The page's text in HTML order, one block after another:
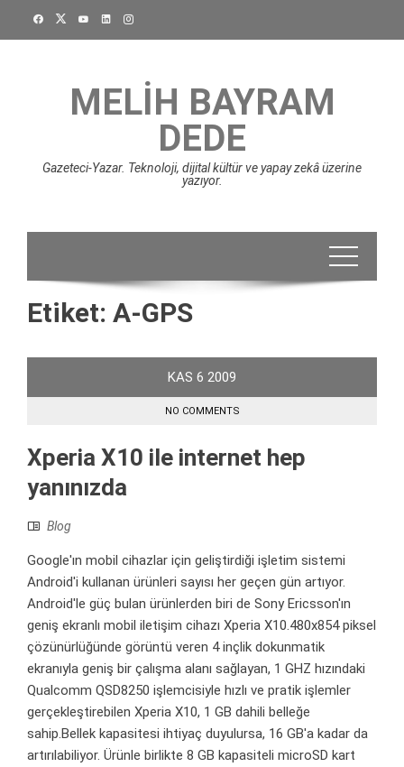
MELIH BAYRAM
DEDE
Gazeteci-Yazar. Teknoloji, dijital kültür ve yapay zekâ üzerine
yazıyor.
Etiket: A-GPS
KAS 6 2009
NO COMMENTS
Xperia X10 ile internet hep
yanınızda
Blog
Google'ın mobil cihazlar için geliştirdiği işletim sistemi
Android'i kullanan ürünleri sayısı her geçen gün artıyor.
Android'le güç bulan ürünlerden biri de Sony Ericsson'ın
geniş ekranlı mobil iletişim cihazı Xperia X10.480x854 piksel
çözünürlüğünde görüntü veren 4 inçlik dokunmatik
ekranıyla geniş bir çalışma alanı sağlayan, 1 GHZ hızındaki
Qualcomm QSD8250 işlemcisiyle hızlı ve pratik işlemler
gerçekleştirebilen Xperia X10, 1 GB dahili belleğe
sahip.Bellek kapasitesi ihtiyaç duyulursa, 16 GB'a kadar da
artırılabiliyor. Ürünle birlikte 8 GB kapasiteli microSD kart